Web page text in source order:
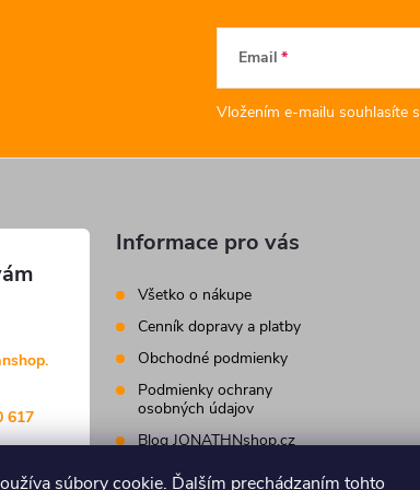
súbory cookie. Ďalším prechádzaním tohto
Email
Vložením e-mailu souhlasíte s
617
Informace pro vás
Všetko o nákupe
Cenník dopravy a platby
Obchodné podmienky
Podmienky ochrany
osobných údajov
Blog JONATHNshop.cz
Kontakty